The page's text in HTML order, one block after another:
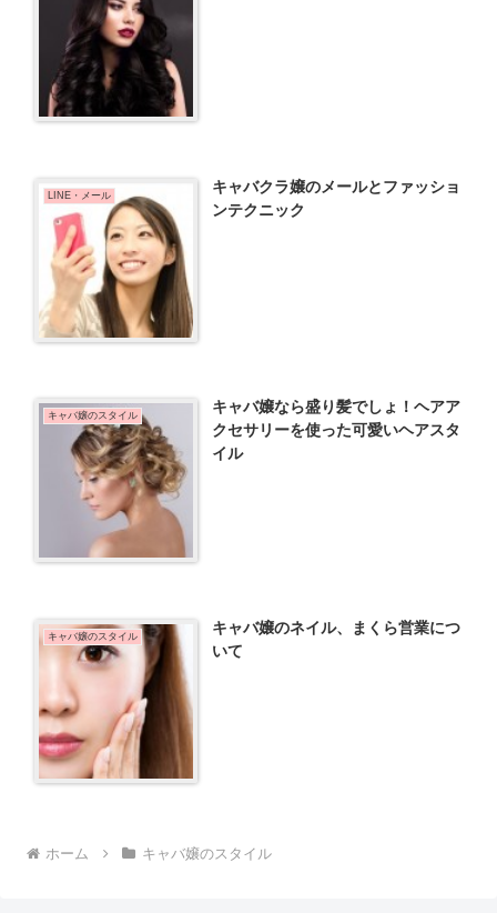
LINE・メール
キャバクラ嬢のメールとファッショ
ンテクニック
キャバ嬢のスタイル
キャバ嬢なら盛り髪でしょ！ヘアア
クセサリーを使った可愛いヘアスタ
イル
キャバ嬢のスタイル
キャバ嬢のネイル、まくら営業につ
いて
ホーム キャバ嬢のスタイル